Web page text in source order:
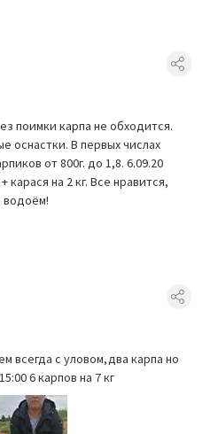
поимки карпа не обходится.
оснастки. В первых числах
от 800г. до 1,8. 6.09.20
карася на 2 кг. Все нравится,
водоём!
всегда с уловом,два карпа но
6 карпов на 7 кг